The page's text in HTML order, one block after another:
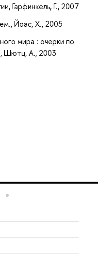
Гарфинкель, Г., 2007
Йоас, Х., 2005
мира : очерки по
Шютц, А., 2003